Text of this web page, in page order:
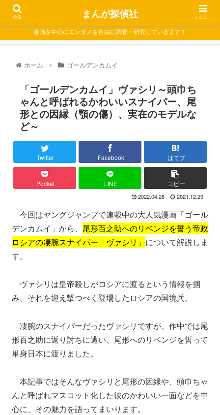
漫画を中心にエンタメを自由に調査・研究していきます！
ホーム ゴールデンカムイ
「ゴールデンカムイ」ヴァシリ～頭巾ち
ゃんと呼ばれるかわいいスナイパー、尾
形との因縁（顎の傷）、実在のモデルな
ど～
Twitter Facebook はてブ
Pocket LINE コピー
2022.04.28 2021.12.29
今回はヤングジャンプで連載中の大人気漫画「ゴール
デンカムイ」から、 尾形百之助へのリベンジを誓う帝政
ロシアの凄腕スナイパー「ヴァシリ」 について解説しま
す。
ヴァシリは皇帝殺しがロシアに渡るという情報を掴
み、それを迎え撃つべく登場したロシアの国境兵。
凄腕のスナイパーだったヴァシリですが、作中では尾
形百之助に返り討ちに遭い、尾形へのリベンジを誓って
単身日本に渡りました。
本記事ではそんなヴァシリと尾形の因縁や、頭巾ちゃ
んと呼ばれマスコット化した彼のかわいい一面などを中
心に、その魅力を語ってまいります。
検索 まんが探偵社 メニュー